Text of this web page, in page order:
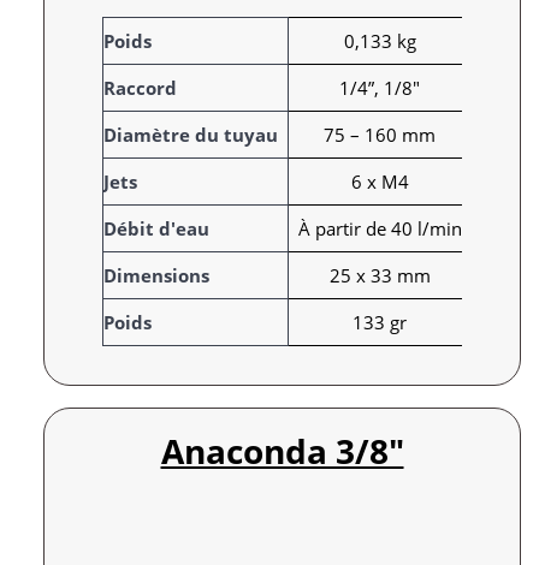
A
t
t
r
i
b
u
t
s
V
a
l
e
u
r
Poids
0,133 kg
Raccord
1/4”, 1/8"
Diamètre du tuyau
75 – 160 mm
Jets
6 x M4
Débit d'eau
À partir de 40 l/min
Dimensions
25 x 33 mm
Poids
133 gr
Anaconda 3/8″